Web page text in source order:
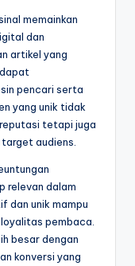
memainkan
dan
artikel yang
pencari serta
yang unik tidak
tetapi juga
audiens.
relevan dalam
dan unik mampu
pembaca.
besar dengan
konversi yang